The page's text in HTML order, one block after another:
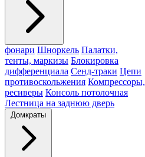
фонари Шноркель Палатки,
тенты, маркизы Блокировка
дифференциала Сенд-траки Цепи
противоскольжения Компрессоры,
ресиверы Консоль потолочная
Лестница на заднюю дверь
Домкраты